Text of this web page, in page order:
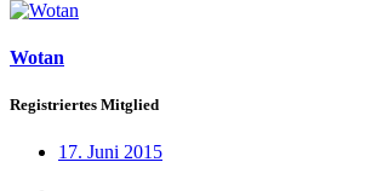
Wotan
Registriertes Mitglied
17. Juni 2015